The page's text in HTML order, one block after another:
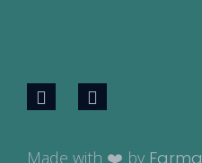
Made with ❤️ by Farma